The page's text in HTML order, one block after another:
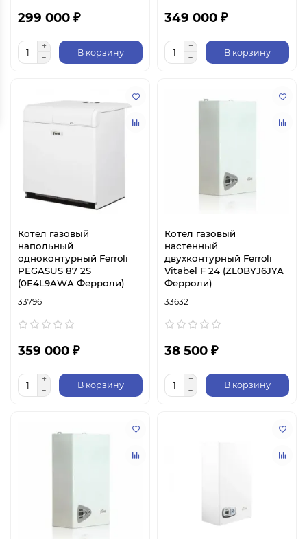
299 000 ₽
В корзину
349 000 ₽
В корзину
Котел газовый
напольный
одноконтурный Ferroli
PEGASUS 87 2S
(0E4L9AWA Ферроли)
33796
359 000 ₽
В корзину
Котел газовый
настенный
двухконтурный Ferroli
Vitabel F 24 (ZL0BYJ6JYA
Ферроли)
33632
38 500 ₽
В корзину